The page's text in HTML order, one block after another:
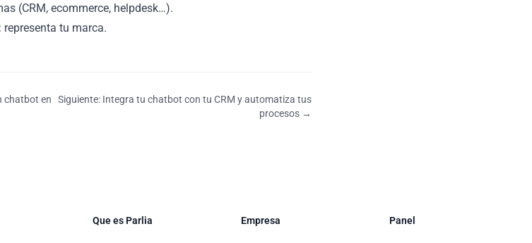
(CRM, ecommerce, helpdesk…).
tu marca.
chatbot en
Siguiente: Integra tu chatbot con tu CRM y automatiza tus
procesos →
Que es Parlia Empresa Panel